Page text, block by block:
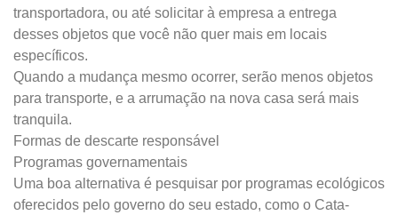
transportadora, ou até solicitar à empresa a entrega
desses objetos que você não quer mais em locais
específicos.
Quando a mudança mesmo ocorrer, serão menos objetos
para transporte, e a arrumação na nova casa será mais
tranquila.
Formas de descarte responsável
Programas governamentais
Uma boa alternativa é pesquisar por programas ecológicos
oferecidos pelo governo do seu estado, como o Cata-